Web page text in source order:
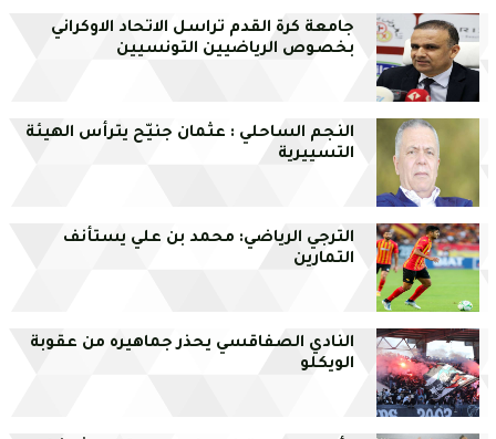
جامعة كرة القدم تراسل الاتحاد الاوكراني
بخصوص الرياضيين التونسيين
النجم الساحلي : عثمان جنيّح يترأس الهيئة
التسييرية
الترجي الرياضي: محمد بن علي يستأنف
التمارين
النادي الصفاقسي يحذر جماهيره من عقوبة
الويكلو